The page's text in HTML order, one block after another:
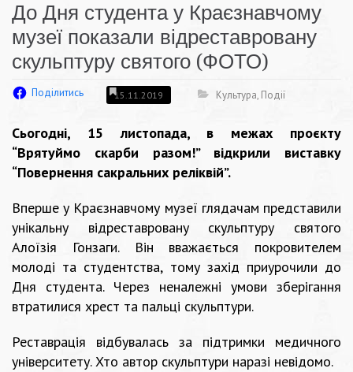
До Дня студента у Краєзнавчому
музеї показали відреставровану
скульптуру святого (ФОТО)
Поділитись 15.11.2019 Культура, Події
Сьогодні, 15 листопада, в межах проєкту
“Врятуймо скарби разом!” відкрили виставку
“Повернення сакральних реліквій”.
Вперше у Краєзнавчому музеї глядачам представили
унікальну відреставровану скульптуру святого
Алоїзія Гонзаги. Він вважається покровителем
молоді та студентства, тому захід приурочили до
Дня студента. Через неналежні умови зберігання
втратилися хрест та пальці скульптури.
Реставрація відбувалась за підтримки медичного
університету. Хто автор скульптури наразі невідомо.